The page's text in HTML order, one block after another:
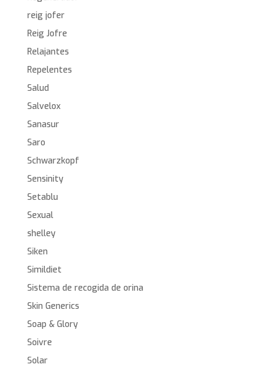
reig jofer
Reig Jofre
Relajantes
Repelentes
Salud
Salvelox
Sanasur
Saro
Schwarzkopf
Sensinity
Setablu
Sexual
shelley
Siken
Simildiet
Sistema de recogida de orina
Skin Generics
Soap & Glory
Soivre
Solar